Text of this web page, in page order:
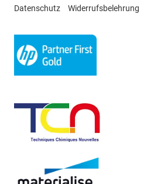
Datenschutz
Widerrufsbelehrung